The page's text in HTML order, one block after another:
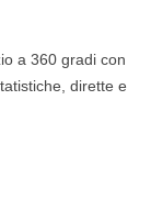
a 360 gradi con
dirette e